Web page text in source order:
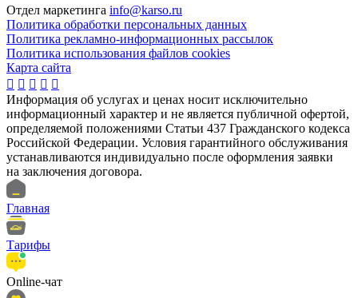
Отдел маркетинга info@karso.ru
Политика обработки персональных данных
Политика рекламно-информационных рассылок
Политика использования файлов cookies
Карта сайта
    
Информация об услугах и ценах носит исключительно
информационный характер и не является публичной офертой,
определяемой положениями Статьи 437 Гражданского кодекса
Российской Федерации. Условия гарантийного обслуживания
устанавливаются индивидуально после оформления заявки
на заключения договора.
Главная
Тарифы
Online-чат